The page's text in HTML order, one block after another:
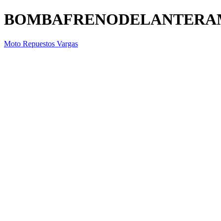
Moto Repuestos Vargas